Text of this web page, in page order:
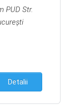
PUD Str.
Detalii